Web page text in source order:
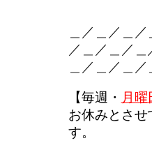
＿／＿／＿
／＿／＿／
＿／＿／＿
【毎週・ 月曜
お休みとさせ
す。